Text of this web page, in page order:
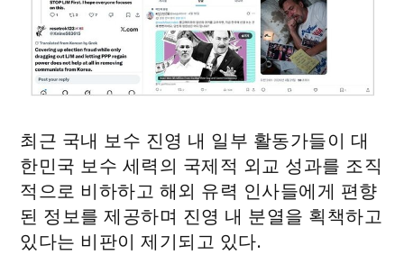
최근 국내 보수 진영 내 일부 활동가들이 대
한민국 보수 세력의 국제적 외교 성과를 조직
적으로 비하하고 해외 유력 인사들에게 편향
된 정보를 제공하며 진영 내 분열을 획책하고
있다는 비판이 제기되고 있다.